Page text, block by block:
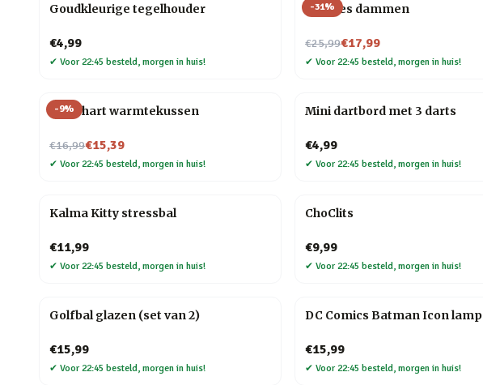
Goudkleurige tegelhouder
€4,99
✔ Voor 22:45 besteld, morgen in huis!
-31%
Chinees dammen
€25,99
Nu voor€17,99
✔ Voor 22:45 besteld, morgen in huis!
-9%
Rood hart warmtekussen
€16,99
Nu voor€15,39
✔ Voor 22:45 besteld, morgen in huis!
Mini dartbord met 3 darts
€4,99
✔ Voor 22:45 besteld, morgen in huis!
Kalma Kitty stressbal
€11,99
✔ Voor 22:45 besteld, morgen in huis!
ChoClits
€9,99
✔ Voor 22:45 besteld, morgen in huis!
Golfbal glazen (set van 2)
€15,99
✔ Voor 22:45 besteld, morgen in huis!
DC Comics Batman Icon lamp
€15,99
✔ Voor 22:45 besteld, morgen in huis!